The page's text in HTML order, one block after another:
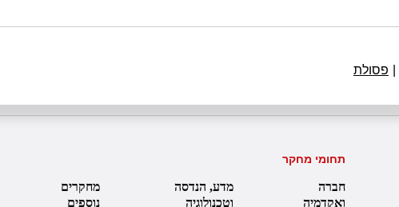
פסולת
תחומי מחקר
חברה
ואקדמיה
מדע, הנדסה
וטכנולוגיה
מחקרים
נוספים